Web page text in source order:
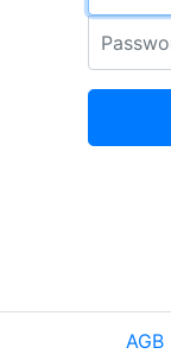
AGB